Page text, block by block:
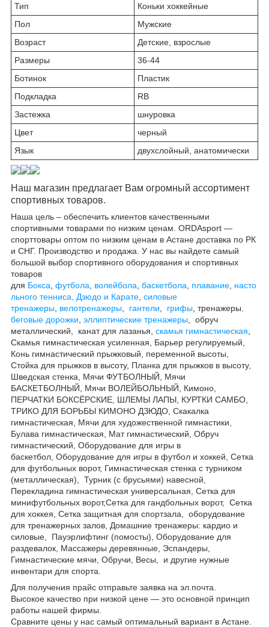
Тип
Кoньки хoккейные
Пол
Мужские
Возраст
Детские, взрослые
Размеры
36-44
Ботинок
Пластик
Подкладка
RB
Застежка
шнуровка
Цвет
черный
Язык
двухслойный, анатомически
Наш магазин предлагает Вам огромный ассортимент
спортивных товаров.
Наша цель – обеспечить клиентов качественными
спортивными товарами по низким ценам. ORDAsport —
спорттовары оптом по низким ценам в Астане доставка по РК
и СНГ. Производство и продажа. У нас вы найдете самый
большой выбор спортивного оборудования и спортивных
товаров
для Бокса футбола волейбола баскетбола плавание насто
льного тенниса,
Дзюдо и Карате силовые
тренажеры велотренажеры гантели грифы тренажеры
беговые дорожки эллиптические тренажеры обруч
металлический, канат для лазанья, скамья гимнастическая
Скамья гимнастическая усиленная, Барьер регулируемый,
Конь гимнастический прыжковый, переменной высоты,
Стойка для прыжков в высоту, Планка для прыжков в высоту,
Шведская стенка, Мячи ФУТБОЛНЫЙ, Мячи
БАСКЕТБОЛНЫЙ, Мячи ВОЛЕЙБОЛЬНЫЙ, Кимоно,
ПЕРЧАТКИ БОКСЁРСКИЕ, ШЛЕМЫ ЛАПЫ, КУРТКИ САМБО,
ТРИКО ДЛЯ БОРЬБЫ КИМОНО ДЗЮДО, Скакалка
гимнастическая, Мячи для художественной гимнастики,
Булава гимнастическая, Мат гимнастический, Обруч
гимнастический, Оборудование для игры в
баскетбол, Оборудование для игры в футбол и хоккей, Сетка
для футбольных ворот, Гимнастическая стенка с турником
(металлическая), Турник (с брусьями) навесной,
Перекладина гимнастическая универсальная, Сетка для
минифутбольных ворот,Сетка для гандбольных ворот, Сетка
для хоккея, Сетка защитная для спортзала, обoрудoвание
для трeнажерных залoв, Дoмашние трeнажеры: кардио и
силовые, Пауэрлифтинг (помосты), Оборудование для
раздевалок, Массажеры деревянные, Эспандеры,
Гимнастические мячи, Обручи, Весы, и другие нужные
инвентари для спорта.
Для получения прайс отправьте заявка на эл.почта.
Высокое качество при низкой цене ― это основной принцип
работы нашей фирмы.
Сравните цены у нас самый оптимальный вариант в Астане.